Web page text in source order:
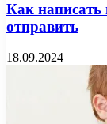
Как написать
отправить
18.09.2024